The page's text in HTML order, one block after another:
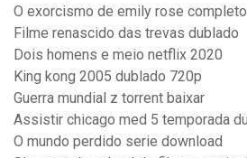
O exorcismo de emily rose
Filme renascido das trevas dublado
Dois homens e meio netflix 2020
King kong 2005 dublado 720p
Guerra mundial z torrent baixar
Assistir chicago med 5 temporada
O mundo perdido serie download